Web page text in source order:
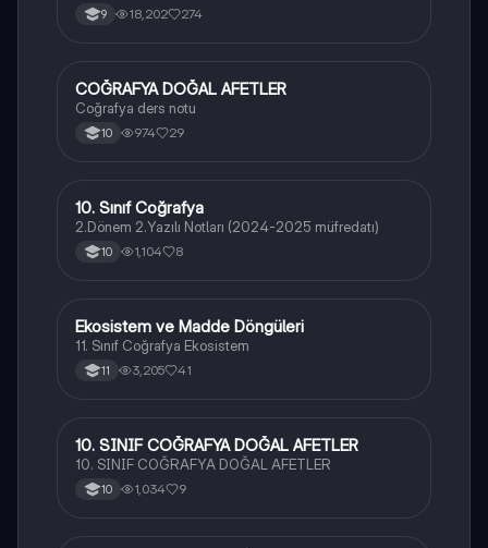
9 18,202 274
Coğrafya
COĞRAFYA DOĞAL AFETLER
Coğrafya ders notu
10 974 29
Coğrafya
10. Sınıf Coğrafya
2.Dönem 2.Yazılı Notları (2024-2025 müfredatı)
10 1,104 8
Coğrafya
Ekosistem ve Madde Döngüleri
11. Sınıf Coğrafya Ekosistem
11 3,205 41
Coğrafya
10. SINIF COĞRAFYA DOĞAL AFETLER
10. SINIF COĞRAFYA DOĞAL AFETLER
10 1,034 9